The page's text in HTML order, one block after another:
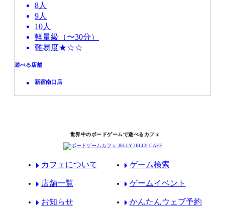
8人
9人
10人
軽量級（〜30分）
難易度★☆☆
遊べる店舗
新宿南口店
世界中のボードゲームで遊べるカフェ
カフェについて ゲーム検索
店舗一覧 ゲームイベント
お知らせ かんたんウェブ予約